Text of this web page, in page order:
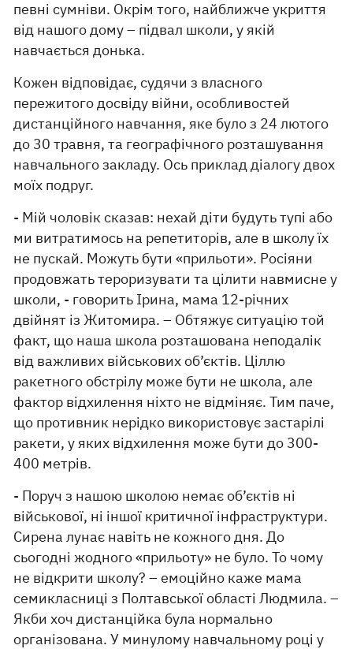
певні сумніви. Окрім того, найближче укриття
від нашого дому – підвал школи, у якій
навчається донька.
Кожен відповідає, судячи з власного
пережитого досвіду війни, особливостей
дистанційного навчання, яке було з 24 лютого
до 30 травня, та географічного розташування
навчального закладу. Ось приклад діалогу двох
моїх подруг.
- Мій чоловік сказав: нехай діти будуть тупі або
ми витратимось на репетиторів, але в школу їх
не пускай. Можуть бути «прильоти». Росіяни
продовжать тероризувати та цілити навмисне у
школи, - говорить Ірина, мама 12-річних
двійнят із Житомира. – Обтяжує ситуацію той
факт, що наша школа розташована неподалік
від важливих військових об’єктів. Ціллю
ракетного обстрілу може бути не школа, але
фактор відхилення ніхто не відміняє. Тим паче,
що противник нерідко використовує застарілі
ракети, у яких відхилення може бути до 300-
400 метрів.
- Поруч з нашою школою немає об’єктів ні
військової, ні іншої критичної інфраструктури.
Сирена лунає навіть не кожного дня. До
сьогодні жодного «прильоту» не було. То чому
не відкрити школу? – емоційно каже мама
семикласниці з Полтавської області Людмила. –
Якби хоч дистанційка була нормально
організована. У минулому навчальному році у